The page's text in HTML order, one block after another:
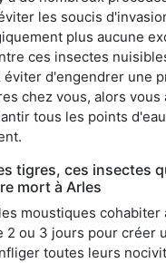
les soucis
plus aucune
ces insectes
éviter d'engendrer une
chez vous, alors vous
tous les points
tigres, ces insectes
mort à Arles
moustiques cohabiter
2 ou 3 jours pour créer
toutes leurs